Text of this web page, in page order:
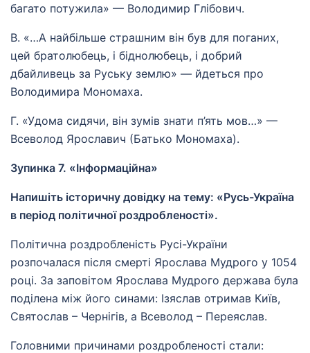
багато потужила» — Володимир Глібович.
В. «…А найбільше страшним він був для поганих,
цей братолюбець, і біднолюбець, і добрий
дбайливець за Руську землю» — йдеться про
Володимира Мономаха.
Г. «Удома сидячи, він зумів знати п’ять мов…» —
Всеволод Ярославич (Батько Мономаха).
Зупинка 7. «Інформаційна»
Напишіть історичну довідку на тему: «Русь-Україна
в період політичної роздробленості».
Політична роздробленість Русі-України
розпочалася після смерті Ярослава Мудрого у 1054
році. За заповітом Ярослава Мудрого держава була
поділена між його синами: Ізяслав отримав Київ,
Святослав – Чернігів, а Всеволод – Переяслав.
Головними причинами роздробленості стали: